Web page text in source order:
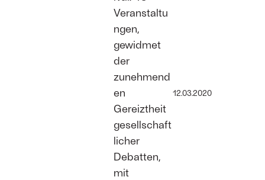
Veranstaltu
ngen,
gewidmet
der
zunehmend
en
Gereiztheit
gesellschaft
licher
Debatten,
mit
12.03.2020